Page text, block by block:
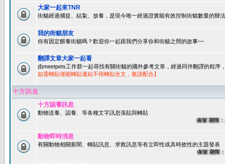
大家一起來TNR
街貓經過捕捉、結紮、放養，是現今唯一經過證實能有效控制街貓數量的辦
我的街貓朋友
你有固定餵養街貓嗎？歡迎你一起跟我們分享你和街貓之間的故事~~
翻譯文章大家一起看
由meetpets工作群一起尋找有關街貓的國外參考文章，經過同伴翻譯的程序
如需轉貼僅能轉貼連結不得轉貼全文，敬請配合】
十方訊息
十方認養訊息
動物送養、認養、等各種文字訊息張貼與轉貼
保留期限：60
動物即時消息
有關動物相關新聞、轉貼訊息、求救訊息等有立即性或具時效性的主題發表
保留期限：45